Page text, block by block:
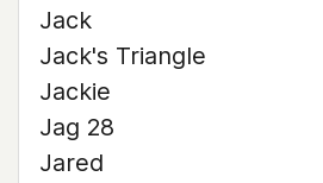
Jack
Jack's Triangle
Jackie
Jag 28
Jared